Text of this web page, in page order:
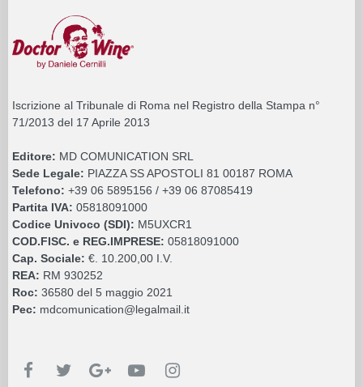
Iscrizione al Tribunale di Roma nel Registro della Stampa n°
71/2013 del 17 Aprile 2013
Editore: MD COMUNICATION SRL
Sede Legale: PIAZZA SS APOSTOLI 81 00187 ROMA
Telefono: +39 06 5895156 / +39 06 87085419
Partita IVA: 05818091000
Codice Univoco (SDI): M5UXCR1
COD.FISC. e REG.IMPRESE: 05818091000
Cap. Sociale: €. 10.200,00 I.V.
REA: RM 930252
Roc: 36580 del 5 maggio 2021
Pec: mdcomunication@legalmail.it